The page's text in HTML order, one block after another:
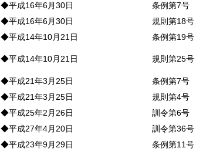
◆平成16年6月30日
条例第7号
◆平成16年6月30日
規則第18号
◆平成14年10月21日
条例第19号
◆平成14年10月21日 規則第25号
◆平成21年3月25日
条例第7号
◆平成21年3月25日
規則第4号
◆平成25年2月26日
訓令第6号
◆平成27年4月20日
訓令第36号
◆平成23年9月29日
条例第11号